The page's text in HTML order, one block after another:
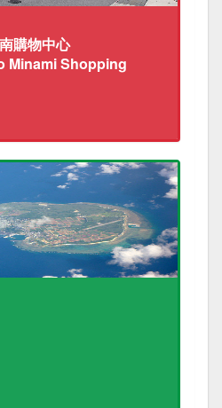
購物中心
Minami Shopping